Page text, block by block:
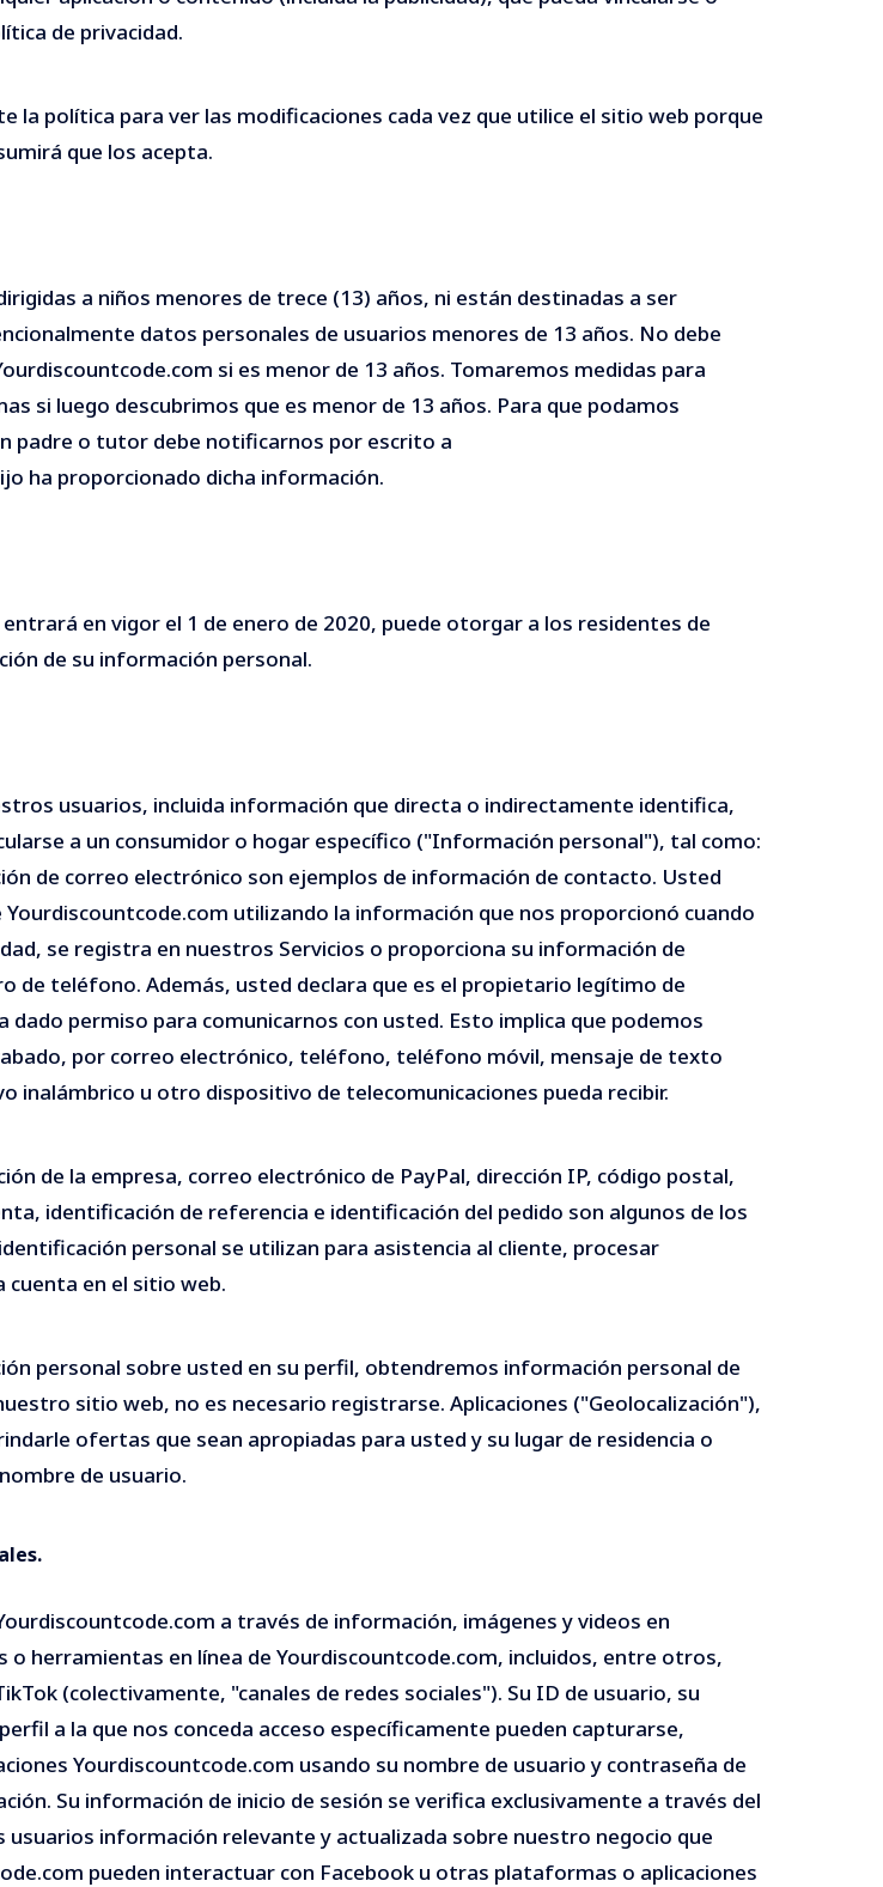
de privacidad.
política para ver las modificaciones cada vez que utilice el sitio web porque
que los acepta.
a niños menores de trece (13) años, ni están destinadas a ser
datos personales de usuarios menores de 13 años. No debe
si es menor de 13 años. Tomaremos medidas para
si luego descubrimos que es menor de 13 años. Para que podamos
padre o tutor debe notificarnos por escrito a
ha proporcionado dicha información.
en vigor el 1 de enero de 2020, puede otorgar a los residentes de
de su información personal.
usuarios, incluida información que directa o indirectamente identifica,
a un consumidor o hogar específico ("Información personal"), tal como:
de correo electrónico son ejemplos de información de contacto. Usted
utilizando la información que nos proporcionó cuando
se registra en nuestros Servicios o proporciona su información de
de teléfono. Además, usted declara que es el propietario legítimo de
permiso para comunicarnos con usted. Esto implica que podemos
por correo electrónico, teléfono, teléfono móvil, mensaje de texto
inalámbrico u otro dispositivo de telecomunicaciones pueda recibir.
de la empresa, correo electrónico de PayPal, dirección IP, código postal,
identificación de referencia e identificación del pedido son algunos de los
personal se utilizan para asistencia al cliente, procesar
en el sitio web.
personal sobre usted en su perfil, obtendremos información personal de
sitio web, no es necesario registrarse. Aplicaciones ("Geolocalización"),
ofertas que sean apropiadas para usted y su lugar de residencia o
de usuario.
a través de información, imágenes y videos en
herramientas en línea de Yourdiscountcode.com, incluidos, entre otros,
(colectivamente, "canales de redes sociales"). Su ID de usuario, su
a la que nos conceda acceso específicamente pueden capturarse,
Yourdiscountcode.com usando su nombre de usuario y contraseña de
Su información de inicio de sesión se verifica exclusivamente a través del
información relevante y actualizada sobre nuestro negocio que
pueden interactuar con Facebook u otras plataformas o aplicaciones